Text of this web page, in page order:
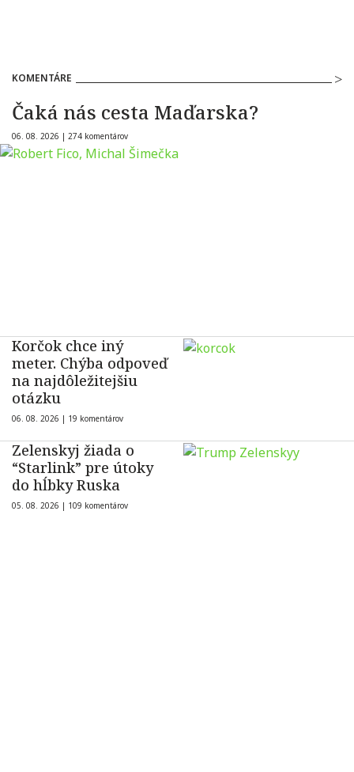
KOMENTÁRE
Čaká nás cesta Maďarska?
06. 08. 2026 | 274 komentárov
Korčok chce iný
meter. Chýba odpoveď
na najdôležitejšiu
otázku
06. 08. 2026 | 19 komentárov
Zelenskyj žiada o
“Starlink” pre útoky
do hĺbky Ruska
05. 08. 2026 | 109 komentárov